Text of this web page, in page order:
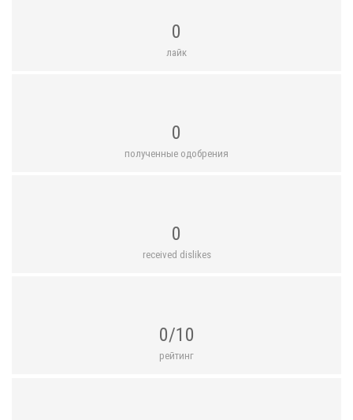
0
лайк
0
полученные одобрения
0
received dislikes
0/10
рейтинг